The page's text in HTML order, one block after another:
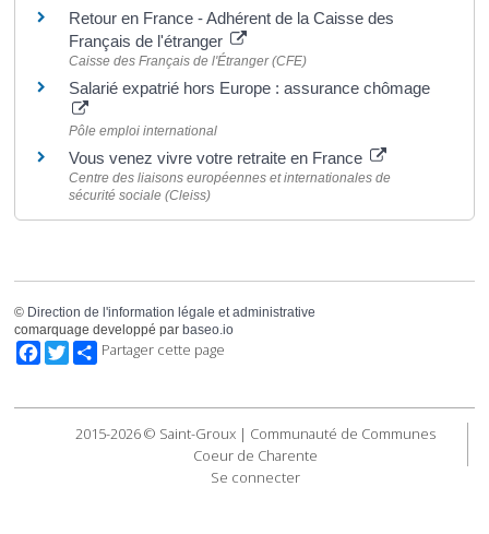
Retour en France - Adhérent de la Caisse des
Français de l'étranger
Caisse des Français de l'Étranger (CFE)
Salarié expatrié hors Europe : assurance chômage
Pôle emploi international
Vous venez vivre votre retraite en France
Centre des liaisons européennes et internationales de
sécurité sociale (Cleiss)
© Direction de l'information légale et administrative
comarquage developpé par baseo.io
FacebookTwitterPartager cette page
2015-2026 © Saint-Groux | Communauté de Communes
Coeur de Charente
Se connecter